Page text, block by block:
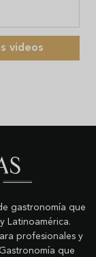
videos
gastronomía que
Latinoamérica.
profesionales y
que